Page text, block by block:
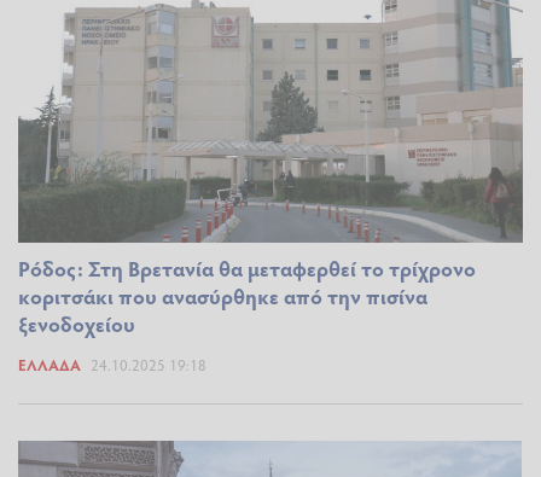
Ρόδος: Στη Βρετανία θα μεταφερθεί το τρίχρονο
κοριτσάκι που ανασύρθηκε από την πισίνα
ξενοδοχείου
ΕΛΛΆΔΑ 24.10.2025 19:18